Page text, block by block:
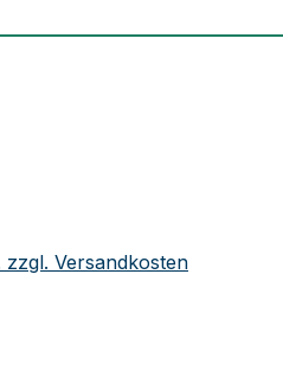
Versandkosten
von 5 von 5 Sternen